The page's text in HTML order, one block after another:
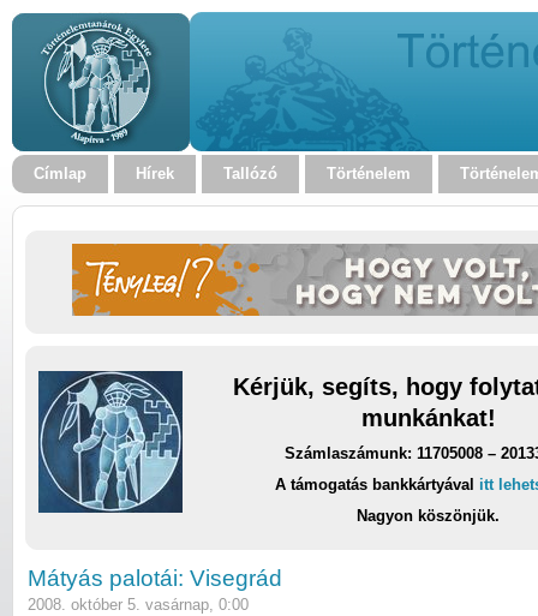
Címlap Hírek Tallózó Történelem
Kérjük, segíts, hogy
munkánkat!
Számlaszámunk: 11705008 –
A támogatás bankkártyával itt
Nagyon köszönjük.
Mátyás palotái: Visegrád
2008. október 5. vasárnap, 0:00